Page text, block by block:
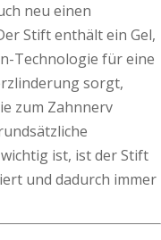
neu einen
Stift enthält ein Gel,
Technologie für eine
sorgt,
zum Zahnnerv
ist, ist der Stift
und dadurch immer